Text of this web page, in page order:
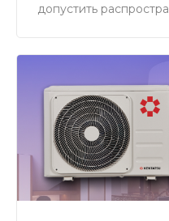
допустить
помогают создать
систему климат-